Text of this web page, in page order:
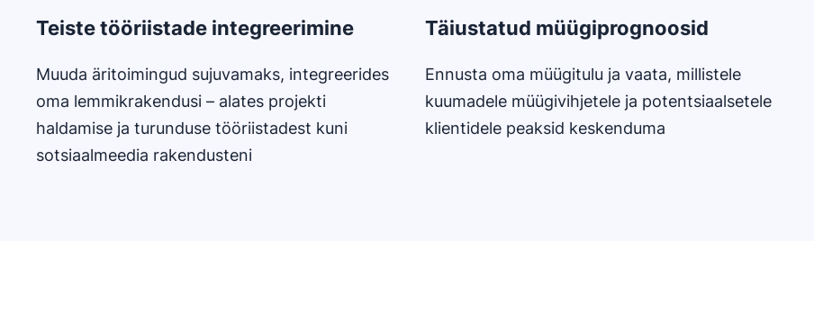
Teiste tööriistade integreerimine
Muuda äritoimingud sujuvamaks, integreerides
oma lemmikrakendusi – alates projekti
haldamise ja turunduse tööriistadest kuni
sotsiaalmeedia rakendusteni
Täiustatud müügiprognoosid
Ennusta oma müügitulu ja vaata, millistele
kuumadele müügivihjetele ja potentsiaalsetele
klientidele peaksid keskenduma